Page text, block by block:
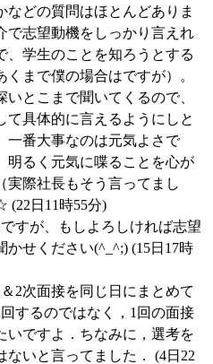
どの質問はほとんどありま
で志望動機をしっかり言えれ
、学生のことを知ろうとする
まで僕の場合はですが）。
とこまで聞いてくるので、
て具体的に言えるようにしと
一番大事なのは元気よさで
明るく元気に喋ることを心が
実際社長もそう言ってまし
(22日11時55分)
すが、もしよろしければ志望
せください(^_^;) (15日17時
2次面接を同じ日にまとめて
するのではなく，1回の面接
いですよ．ちなみに，選考を
いと言ってました． (4日22